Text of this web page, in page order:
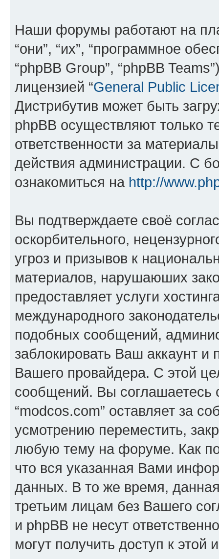
Наши форумы работают на
“они”, “их”, “программное
“phpBB Group”, “phpBB
лицензией “General Public
Дистрибутив может быть
phpBB осуществляют только
ответственности за
действия администрации. С
ознакомиться на http://
Вы подтверждаете своё
оскорбительного,
угроз и призывов к
материалов, нарушаюших
предоставляет услуги
международного
подобных сообщений,
заблокировать Ваш аккаунт и
Вашего провайдера. С этой
сообщений. Вы соглашаетесь
“modcos.com” оставляет за
усмотрению переместить,
любую тему на форуме. Как
что вся указанная Вами
данных. В то же время,
третьим лицам без Вашего
и phpBB не несут
могут получить доступ к